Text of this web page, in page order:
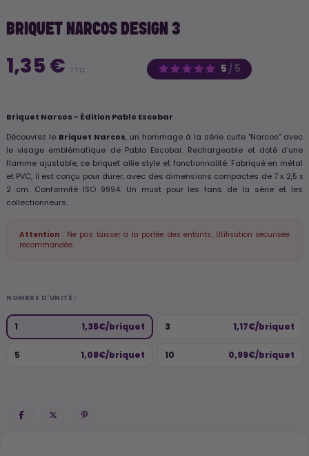
BRIQUET NARCOS DESIGN 3
5 / 5
1,35 € TTC
Briquet Narcos - Édition Pablo Escobar
Découvrez le Briquet Narcos, un hommage à la série culte "Narcos" avec
le visage emblématique de Pablo Escobar. Rechargeable et doté d'une
flamme ajustable, ce briquet allie style et fonctionnalité. Fabriqué en métal
et PVC, il est conçu pour durer, avec des dimensions compactes de 7 x 2,5 x
2 cm. Conformité ISO 9994. Un must pour les fans de la série et les
collectionneurs.
Attention : Ne pas laisser à la portée des enfants. Utilisation sécurisée
recommandée.
NOMBRE D'UNITÉ :
1 1,35€/briquet 3 1,17€/briquet
5 1,08€/briquet 10 0,99€/briquet